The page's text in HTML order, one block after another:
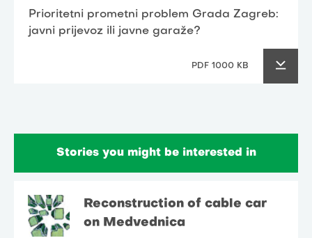
Prioritetni prometni problem Grada Zagreb:
javni prijevoz ili javne garaže?
PDF 1000 KB
Stories you might be interested in
Reconstruction of cable car
on Medvednica